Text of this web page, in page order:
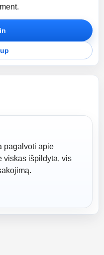
pagalvoti apie
viskas išpildyta, vis